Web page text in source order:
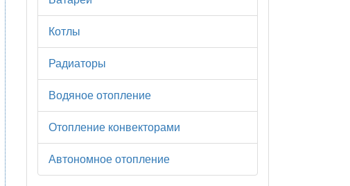
Котлы
Радиаторы
Водяное отопление
Отопление конвекторами
Автономное отопление